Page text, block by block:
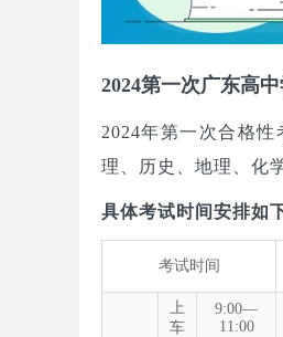
2024第一次广东高
2024年第一次合格
理、历史、地理、化
具体考试时间安排如
考试时间
上
车
9:00—
11:00